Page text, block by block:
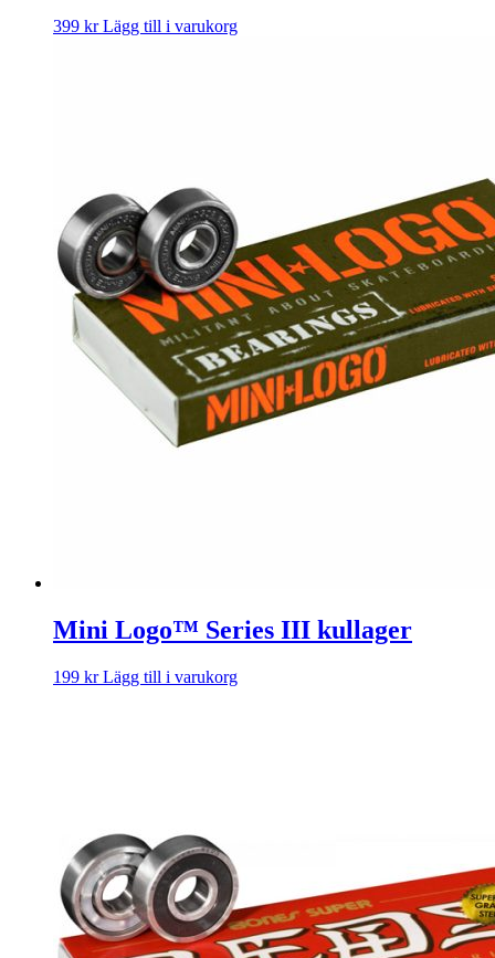
399 kr Lägg till i varukorg
Mini Logo™ Series III kullager
199 kr Lägg till i varukorg